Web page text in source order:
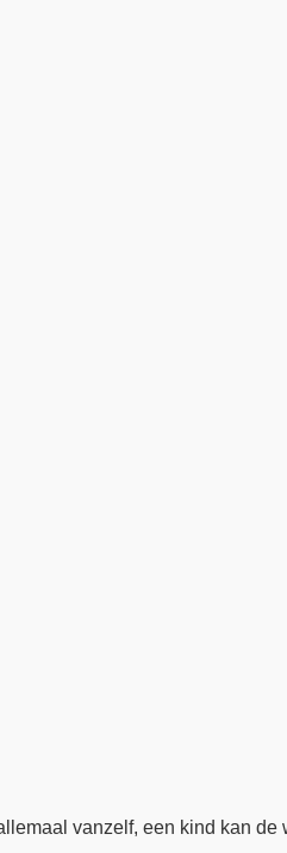
vanzelf, een kind kan de